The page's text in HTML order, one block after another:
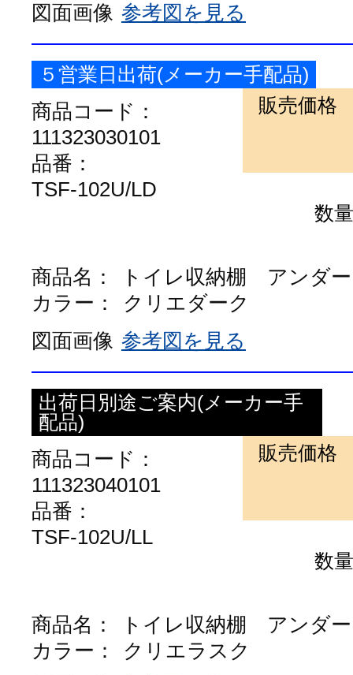
図面画像 参考図を見る
５営業日出荷(メーカー手配品)
商品コード：
111323030101
品番：
TSF-102U/LD
販売価格
数量
商品名：
トイレ収納棚 アンダ
カラー：
クリエダーク
図面画像 参考図を見る
出荷日別途ご案内(メーカー手
配品)
商品コード：
111323040101
品番：
TSF-102U/LL
販売価格
数量
商品名：
トイレ収納棚 アンダ
カラー：
クリエラスク